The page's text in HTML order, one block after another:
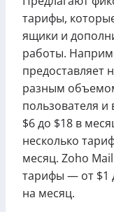
тарифы,
ящики и
работы.
предоставляет
разным
пользователя
$6 до $18 в
несколько
месяц. Zoho
тарифы — от $1
на месяц.